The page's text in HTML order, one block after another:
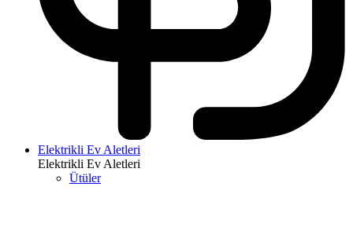
Elektrikli Ev Aletleri
Elektrikli Ev Aletleri
Ütüler